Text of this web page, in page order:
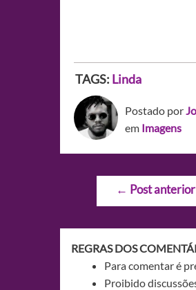
TAGS: Linda
Postado por
em Imagens
Navegação
← Post anterior
REGRAS DOS
Para comentar é
Proibido